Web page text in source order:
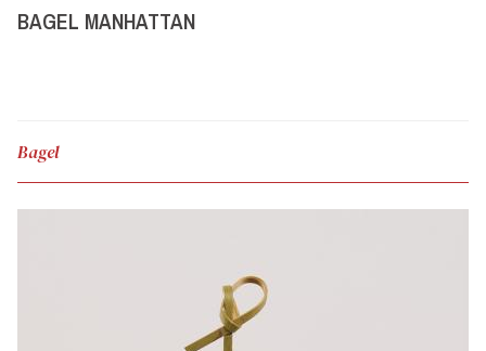
BAGEL MANHATTAN
Bagel